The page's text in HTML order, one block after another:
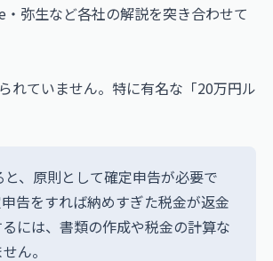
弥生など各社の解説を突き合わせて
れていません。特に有名な「20万円ル
、原則として確定申告が必要で
告をすれば納めすぎた税金が返金
には、書類の作成や税金の計算な
ん。